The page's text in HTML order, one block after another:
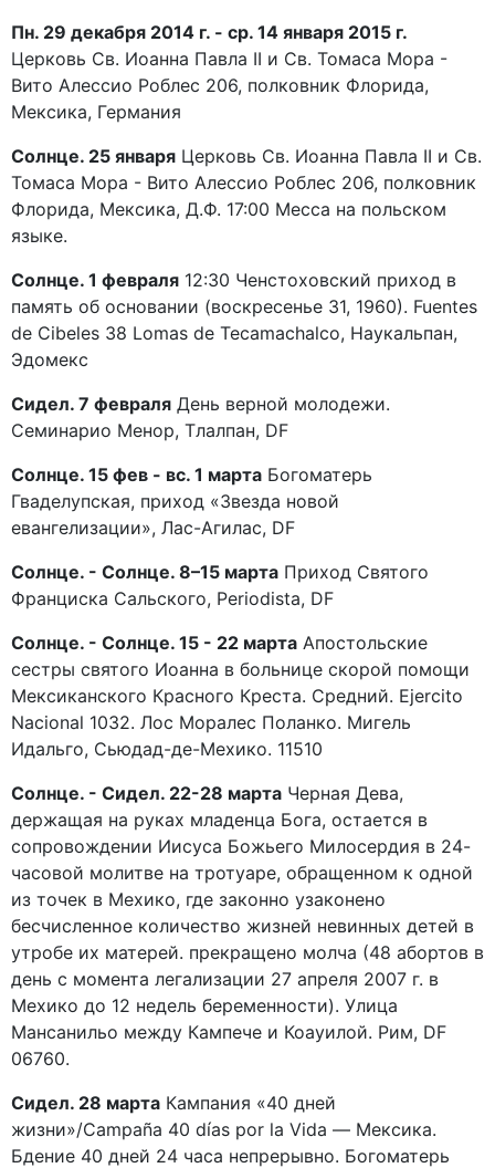
Пн. 29 декабря 2014 г. - ср. 14 января 2015 г.
Церковь Св. Иоанна Павла II и Св. Томаса Мора -
Вито Алессио Роблес 206, полковник Флорида,
Мексика, Германия
Солнце. 25 января Церковь Св. Иоанна Павла II и Св.
Томаса Мора - Вито Алессио Роблес 206, полковник
Флорида, Мексика, Д.Ф. 17:00 Месса на польском
языке.
Солнце. 1 февраля 12:30 Ченстоховский приход в
память об основании (воскресенье 31, 1960). Fuentes
de Cibeles 38 Lomas de Tecamachalco, Наукальпан,
Эдомекс
Сидел. 7 февраля День верной молодежи.
Семинарио Менор, Тлалпан, DF
Солнце. 15 фев - вс. 1 марта Богоматерь
Гваделупская, приход «Звезда новой
евангелизации», Лас-Агилас, DF
Солнце. - Солнце. 8–15 марта Приход Святого
Франциска Сальского, Periodista, DF
Солнце. - Солнце. 15 - 22 марта Апостольские
сестры святого Иоанна в больнице скорой помощи
Мексиканского Красного Креста. Средний. Ejercito
Nacional 1032. Лос Моралес Поланко. Мигель
Идальго, Сьюдад-де-Мехико. 11510
Солнце. - Сидел. 22-28 марта Черная Дева,
держащая на руках младенца Бога, остается в
сопровождении Иисуса Божьего Милосердия в 24-
часовой молитве на тротуаре, обращенном к одной
из точек в Мехико, где законно узаконено
бесчисленное количество жизней невинных детей в
утробе их матерей. прекращено молча (48 абортов в
день с момента легализации 27 апреля 2007 г. в
Мехико до 12 недель беременности). Улица
Мансанильо между Кампече и Коауилой. Рим, DF
06760.
Сидел. 28 марта Кампания «40 дней
жизни»/Campaña 40 días por la Vida — Мексика.
Бдение 40 дней 24 часа непрерывно. Богоматерь